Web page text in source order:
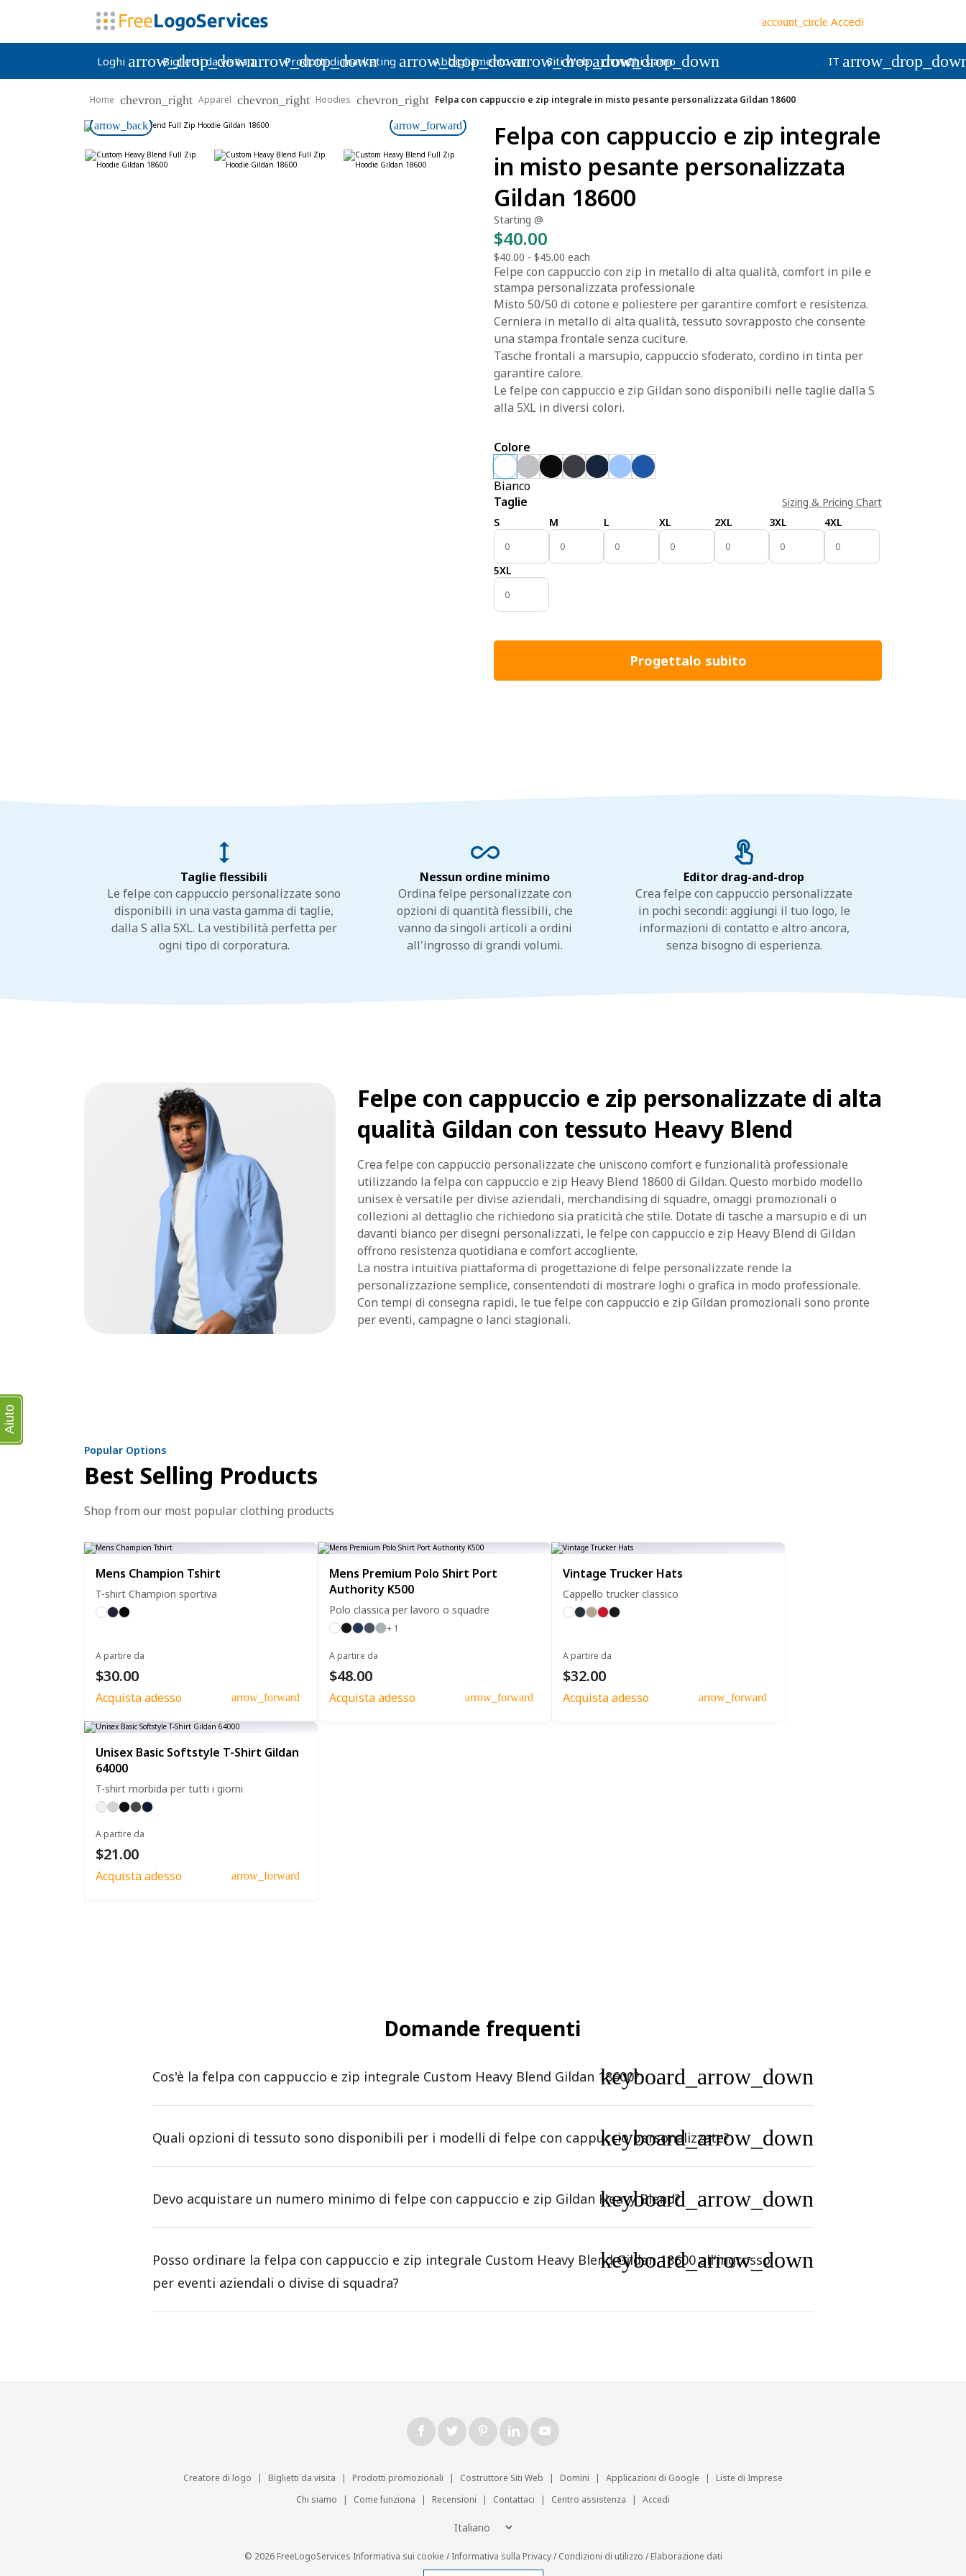
account_circle Accedi
Loghi arrow_drop_down
Biglietti da visita arrow_drop_down
Prodotti di marketing arrow_drop_down
Abbigliamento arrow_drop_down
Siti Web arrow_drop_down
Chi siamo IT
Home chevron_right Apparel chevron_right Hoodies chevron_right Felpa con cappuccio e zip integrale in misto pesante personalizzata Gildan 18600
arrow_back arrow_forward
Felpa con cappuccio e zip integrale
in misto pesante personalizzata
Gildan 18600
Starting @
$40.00
$40.00 - $45.00 each
Felpe con cappuccio con zip in metallo di alta qualità, comfort in pile e
stampa personalizzata professionale
Misto 50/50 di cotone e poliestere per garantire comfort e resistenza.
Cerniera in metallo di alta qualità, tessuto sovrapposto che consente
una stampa frontale senza cuciture.
Tasche frontali a marsupio, cappuccio sfoderato, cordino in tinta per
garantire calore.
Le felpe con cappuccio e zip Gildan sono disponibili nelle taglie dalla S
alla 5XL in diversi colori.
Colore
Bianco
Taglie
Sizing & Pricing Chart
S
M L XL 2XL 3XL 4XL
5XL
Progettalo subito
Taglie flessibili
Le felpe con cappuccio personalizzate sono
disponibili in una vasta gamma di taglie,
dalla S alla 5XL. La vestibilità perfetta per
ogni tipo di corporatura.
Nessun ordine minimo
Ordina felpe personalizzate con
opzioni di quantità flessibili, che
vanno da singoli articoli a ordini
all'ingrosso di grandi volumi.
Editor drag-and-drop
Crea felpe con cappuccio personalizzate
in pochi secondi: aggiungi il tuo logo, le
informazioni di contatto e altro ancora,
senza bisogno di esperienza.
Felpe con cappuccio e zip personalizzate di alta
qualità Gildan con tessuto Heavy Blend
Crea felpe con cappuccio personalizzate che uniscono comfort e funzionalità professionale
utilizzando la felpa con cappuccio e zip Heavy Blend 18600 di Gildan. Questo morbido modello
unisex è versatile per divise aziendali, merchandising di squadre, omaggi promozionali o
collezioni al dettaglio che richiedono sia praticità che stile. Dotate di tasche a marsupio e di un
davanti bianco per disegni personalizzati, le felpe con cappuccio e zip Heavy Blend di Gildan
offrono resistenza quotidiana e comfort accogliente.
La nostra intuitiva piattaforma di progettazione di felpe personalizzate rende la
personalizzazione semplice, consentendoti di mostrare loghi o grafica in modo professionale.
Con tempi di consegna rapidi, le tue felpe con cappuccio e zip Gildan promozionali sono pronte
per eventi, campagne o lanci stagionali.
Popular Options
Best Selling Products
Shop from our most popular clothing products
Mens Champion Tshirt
T-shirt Champion sportiva
A partire da
$30.00
Acquista adesso arrow_forward
Mens Premium Polo Shirt Port
Authority K500
Polo classica per lavoro o squadre
+ 1
A partire da
$48.00
Acquista adesso arrow_forward
Vintage Trucker Hats
Cappello trucker classico
A partire da
$32.00
Acquista adesso arrow_forward
Unisex Basic Softstyle T-Shirt Gildan
64000
T-shirt morbida per tutti i giorni
A partire da
$21.00
Acquista adesso arrow_forward
Domande frequenti
Cos'è la felpa con cappuccio e zip integrale Custom Heavy Blend Gildan 18600?keyboard_arrow_down
Quali opzioni di tessuto sono disponibili per i modelli di felpe con cappuccio personalizzate?
keyboard_arrow_down
Devo acquistare un numero minimo di felpe con cappuccio e zip Gildan Heavy Blend?keyboard_arrow_down
Posso ordinare la felpa con cappuccio e zip integrale Custom Heavy Blend Gildan 18600 all'ingrosso
per eventi aziendali o divise di squadra?
keyboard_arrow_down
Creatore di logo | Biglietti da visita | Prodotti promozionali | Costruttore Siti Web | Domini | Applicazioni di Google |
Liste di Imprese
Chi siamo
| Come funziona | Recensioni | Contattaci | Centro assistenza | Accedi
© 2026 FreeLogoServices Informativa sui cookie /Informativa sulla Privacy/Condizioni di utilizzo /Elaborazione dati
Aiuto